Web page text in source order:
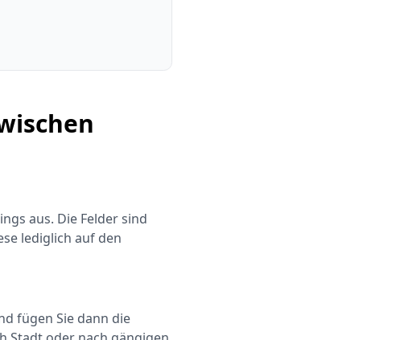
aus. Die Felder sind
lediglich auf den
fügen Sie dann die